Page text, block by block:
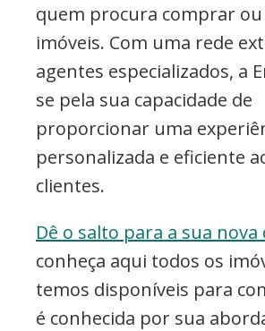
quem procura comprar
imóveis. Com uma rede
agentes especializados, a
se pela sua capacidade de
proporcionar uma
personalizada e eficiente
clientes.
Dê o salto para a sua nova
conheça aqui todos os
temos disponíveis para
é conhecida por sua